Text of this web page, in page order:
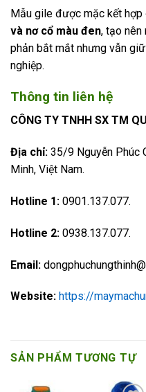
Mẫu gile được mặc kết hợp
và nơ cổ màu đen, tạo nên
phản bắt mắt nhưng vẫn
nghiệp.
Thông tin liên hệ
CÔNG TY TNHH SX TM
Địa chỉ: 35/9 Nguyễn Phúc
Minh, Việt Nam.
Hotline 1: 0901.137.077.
Hotline 2: 0938.137.077.
Email:
Website: https://
SẢN PHẨM TƯƠNG TỰ